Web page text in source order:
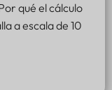
qué el cálculo
a escala de 10